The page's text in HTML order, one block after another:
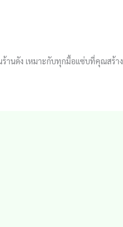
านดัง เหมาะกับทุกมื้อแซ่บที่คุณสร้าง